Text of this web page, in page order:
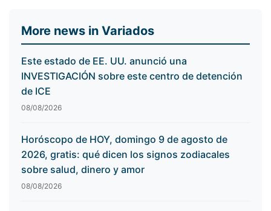
More news in Variados
Este estado de EE. UU. anunció una
INVESTIGACIÓN sobre este centro de detención
de ICE
08/08/2026
Horóscopo de HOY, domingo 9 de agosto de
2026, gratis: qué dicen los signos zodiacales
sobre salud, dinero y amor
08/08/2026